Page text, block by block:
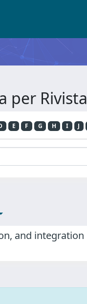
per Rivista
E F G H I J
and